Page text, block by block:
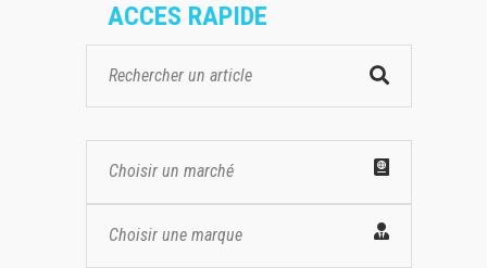
ACCES RAPIDE
Choisir un marché
Choisir une marque